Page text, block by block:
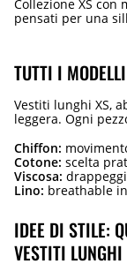
Collezione XS con
pensati per una
TUTTI I
Vestiti lunghi XS,
leggera. Ogni
Chiffon:
Cotone: scelta
Viscosa:
Lino: breathable
IDEE DI STILE:
VESTITI LUNGHI